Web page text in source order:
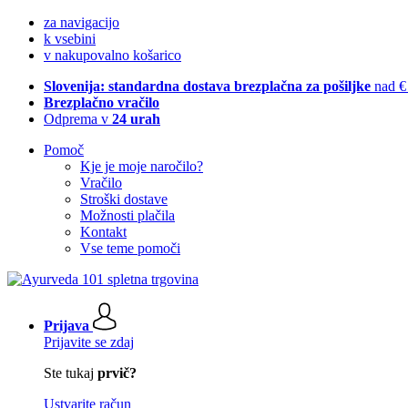
za navigacijo
k vsebini
v nakupovalno košarico
Slovenija: standardna dostava brezplačna za pošiljke nad
Brezplačno vračilo
Odprema v 24 urah
Pomoč
Kje je moje naročilo?
Vračilo
Stroški dostave
Možnosti plačila
Kontakt
Vse teme pomoči
Prijava
Prijavite se zdaj
Ste tukaj prvič?
Ustvarite račun